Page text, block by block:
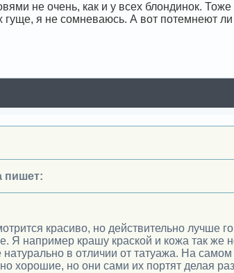
не очень, как и у всех блондинок.
гуще, я не сомневаюсь. А вот потемнеют
пишет:
красиво, но действительно лучше
Я например крашу краской и кожа так же
в отличии от татуажа. На
хорошие, но они сами их портят делая